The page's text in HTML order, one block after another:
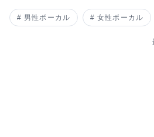
男性ボーカル 女性ボーカル